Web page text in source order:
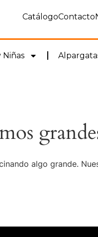
CatálogoContacto
Niñas
algo grande.